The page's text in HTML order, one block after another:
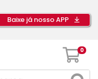
Baixe já nosso APP
0